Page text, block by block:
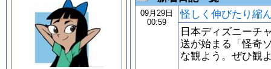
09月29日
00:59
怪しく伸びたり縮
日本ディズニーチ
送が始まる「怪奇
な観よう。ぜひ観